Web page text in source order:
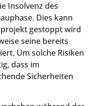
Insolvenz des
Dies kann
gestoppt wird
seine bereits
Um solche Risiken
dass im
Sicherheiten